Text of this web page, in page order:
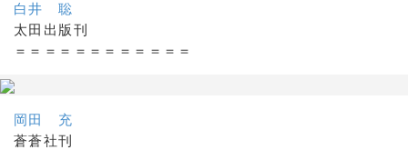
白井 聡
太田出版刊
＝＝＝＝＝＝＝＝＝＝＝＝
岡田 充
蒼蒼社刊